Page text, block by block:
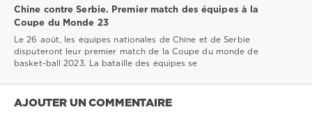
Chine contre Serbie. Premier match des équipes à la
Coupe du Monde 23
Le 26 août, les équipes nationales de Chine et de Serbie
disputeront leur premier match de la Coupe du monde de
basket-ball 2023. La bataille des équipes se
AJOUTER UN COMMENTAIRE